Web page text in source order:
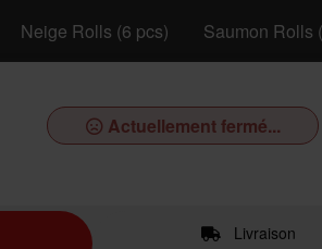
Neige Rolls (6 pcs) Saumon Rolls
Actuellement fermé...
Livraison